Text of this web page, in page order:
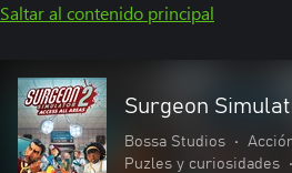
Saltar al contenido principal
Surgeon
Bossa Studios •
Puzles y curiosidades
•